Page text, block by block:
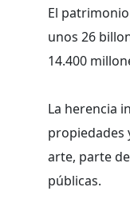
El
unos 26
14.400
La herencia
propiedades
arte, parte
públicas.